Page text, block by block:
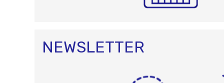
NEWSLETTER